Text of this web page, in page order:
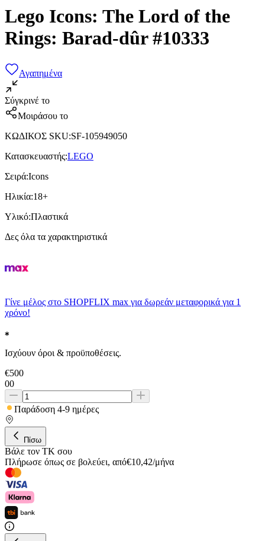
Lego Icons: The Lord of the
Rings: Barad-dûr #10333
Αγαπημένα
Σύγκρινέ το
Μοιράσου το
ΚΩΔΙΚΟΣ SKU:SF-105949050
Κατασκευαστής:LEGO
Σειρά:Icons
Ηλικία:18+
Υλικό:Πλαστικά
Δες όλα τα χαρακτηριστικά
Γίνε μέλος στο SHOPFLIX max για δωρεάν μεταφορικά για 1
χρόνο!
Ισχύουν όροι & προϋποθέσεις.
€500
00
Παράδοση 4-9 ημέρες
Πίσω
Βάλε τον ΤΚ σου
Πλήρωσε όπως σε βολεύει, από€10,42/μήνα